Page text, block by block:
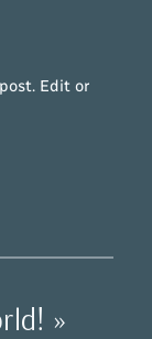
Edit or
»